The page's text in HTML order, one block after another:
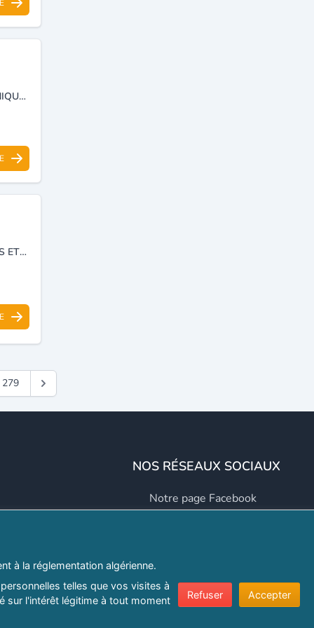
INSTALLATION DE RÉSEAU ET CENTRALES ÉLECTRIQUE ET TÉLÉPHONIQUE FINBRE OPTIQUE DETECTION D'INCENDIE CERTIFICATION RESEAUX CONTROLE D'ACCES
FOURNISSEUR D'ACCÈS INTERNET ET VOICE IP, ISP, WIMAX, WIRELESS ET TÉLÉCOMMUNICATION.
279
NOS RÉSEAUX SOCIAUX
Notre page Facebook
Notre page Twitter
à la réglementation algérienne.
telles que vos visites à
sur l'intérêt légitime à tout moment
Refuser Accepter